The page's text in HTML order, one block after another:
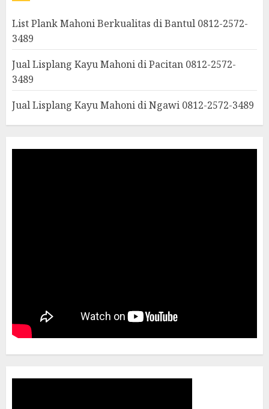
List Plank Mahoni Berkualitas di Bantul 0812-2572-
3489
Jual Lisplang Kayu Mahoni di Pacitan 0812-2572-
3489
Jual Lisplang Kayu Mahoni di Ngawi 0812-2572-3489